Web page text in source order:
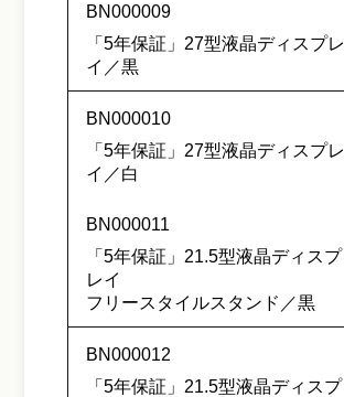
BN000009
「5年保証」27型液晶ディスプレ
イ／黒
BN000010
「5年保証」27型液晶ディスプレ
イ／白
BN000011
「5年保証」21.5型液晶ディスプ
レイ
フリースタイルスタンド／黒
BN000012
「5年保証」21.5型液晶ディスプ